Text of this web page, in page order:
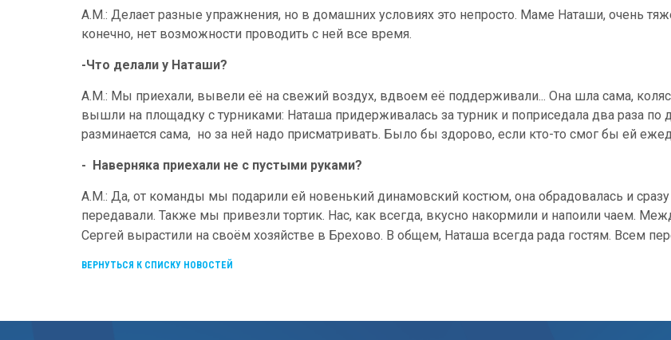
А.М.: Делает разные упражнения, но в домашних условиях это непросто. Маме Наташи, очень
конечно, нет возможности проводить с ней все время.
-Что делали у Наташи?
А.М.: Мы приехали, вывели её на свежий воздух, вдвоем её поддерживали... Она шла сама,
вышли на площадку с турниками: Наташа придерживалась за турник и поприседала два раза по
разминается сама, но за ней надо присматривать. Было бы здорово, если кто-то смог бы ей
- Наверняка приехали не с пустыми руками?
А.М.: Да, от команды мы подарили ей новенький динамовский костюм, она обрадовалась и сразу
передавали. Также мы привезли тортик. Нас, как всегда, вкусно накормили и напоили чаем.
Сергей вырастили на своём хозяйстве в Брехово. В общем, Наташа всегда рада гостям. Всем
ВЕРНУТЬСЯ К СПИСКУ НОВОСТЕЙ